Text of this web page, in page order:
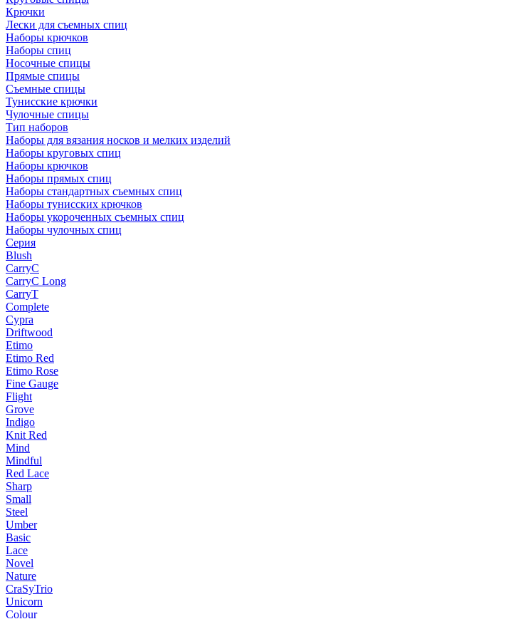
Крючки
Лески для съемных спиц
Наборы крючков
Наборы спиц
Носочные спицы
Прямые спицы
Съемные спицы
Тунисские крючки
Чулочные спицы
Тип наборов
Наборы для вязания носков и мелких изделий
Наборы круговых спиц
Наборы крючков
Наборы прямых спиц
Наборы стандартных съемных спиц
Наборы тунисских крючков
Наборы укороченных съемных спиц
Наборы чулочных спиц
Серия
Blush
CarryC
CarryC Long
CarryT
Complete
Cypra
Driftwood
Etimo
Etimo Red
Etimo Rose
Fine Gauge
Flight
Grove
Indigo
Knit Red
Mind
Mindful
Red Lace
Sharp
Small
Steel
Umber
Basic
Lace
Novel
Nature
CraSyTrio
Unicorn
Colour